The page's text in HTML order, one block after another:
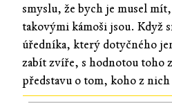
smyslu, že bych je musel
takovými kámoši jsou. Když
úředníka, který dotyčného
zabít zvíře, s hodnotou toho
představu o tom, koho z